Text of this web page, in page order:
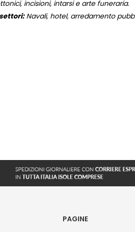
incisioni, intarsi e arte funeraria.
Navali, hotel, arredamento
PAGINE